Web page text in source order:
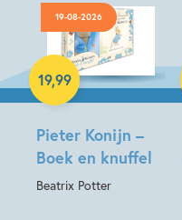
19-08-2026
Pieter Konijn –
Boek en knuffel
Beatrix Potter
19,99
Hardcover